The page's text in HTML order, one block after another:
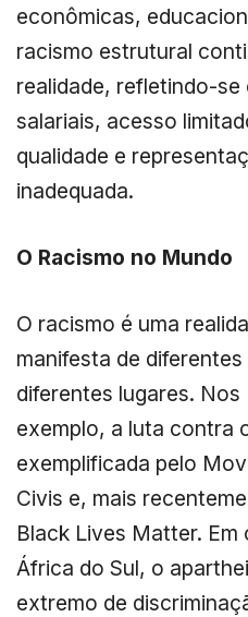
econômicas,
racismo estrutural
realidade, refletindo-se
salariais, acesso
qualidade e
inadequada.
O Racismo no Mundo
O racismo é uma
manifesta de diferentes
diferentes lugares.
exemplo, a luta contra
exemplificada pelo
Civis e, mais
Black Lives Matter.
África do Sul, o
extremo de